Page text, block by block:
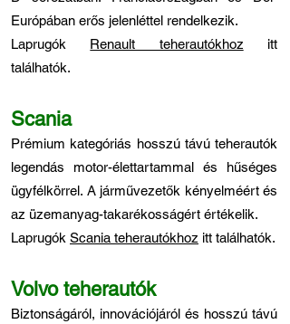
Európában erős jelenléttel rendelkezik.
Laprugók Renault teherautókhoz itt
találhatók.
Scania
Prémium kategóriás hosszú távú teherautók
legendás motor-élettartammal és hűséges
ügyfélkörrel. A járművezetők kényelméért és
az üzemanyag-takarékosságért értékelik.
Laprugók Scania teherautókhoz itt találhatók.
Volvo teherautók
Biztonságáról, innovációjáról és hosszú távú